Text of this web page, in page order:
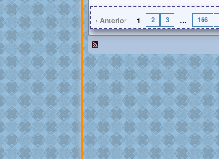
‹ Anterior 1 2 3 … 166